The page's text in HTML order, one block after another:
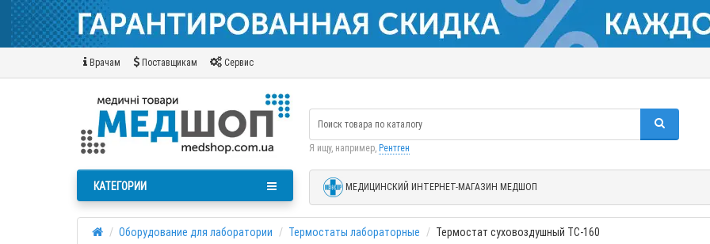
Врачам Поставщикам Сервис
Я ищу, например, Рентген
КАТЕГОРИИ МЕДИЦИНСКИЙ ИНТЕРНЕТ-МАГАЗИН МЕДШОП
Оборудование для лаборатории Термостаты лабораторные Термостат суховоздушный ТС-160